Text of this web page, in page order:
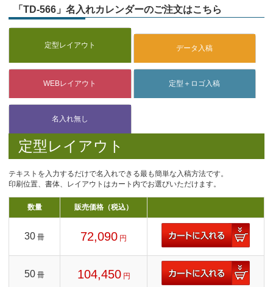
「TD-566」名入れカレンダーのご注文はこちら
定型レイアウト
テキストを入力するだけで名入れできる最も簡単な入稿方法です。
印刷位置、書体、レイアウトはカート内でお選びいただけます。
数量 販売価格（税込）
30 冊 72,090 円
50 冊 104,450 円